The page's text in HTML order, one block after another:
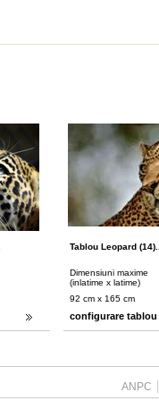
Tablou Leopard
Dimensiuni maxime
(inlatime x latime)
92 cm x 165 cm
configurare tablou
ANPC